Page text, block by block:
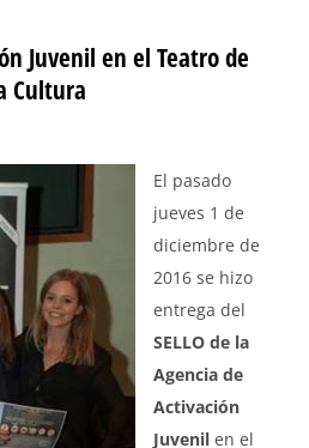
Juvenil en el Teatro de
Cultura
El pasado
jueves 1 de
diciembre de
2016 se hizo
entrega del
SELLO de la
Agencia de
Activación
Juvenil en el